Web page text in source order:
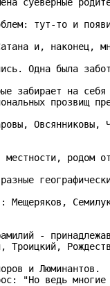
тут-то и
и, наконец,
Одна была
забирает на
прозвищ
Овсянниковы,
местности, родом
-
Троицкий,
и Люминантов.
"Но ведь многие